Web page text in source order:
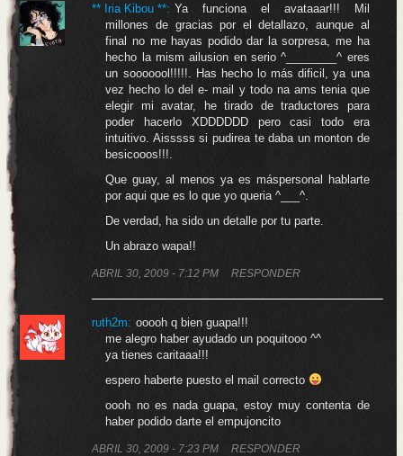
** Iria Kibou **: Ya funciona el avataaar!!! Mil
millones de gracias por el detallazo, aunque al
final no me hayas podido dar la sorpresa, me ha
hecho la mism ailusion en serio ^________^ eres
un sooooool!!!!!. Has hecho lo más dificil, ya una
vez hecho lo del e- mail y todo na ams tenia que
elegir mi avatar, he tirado de traductores para
poder hacerlo XDDDDDD pero casi todo era
intuitivo. Aisssss si pudirea te daba un monton de
besicooos!!!.
Que guay, al menos ya es máspersonal hablarte
por aqui que es lo que yo queria ^___^.
De verdad, ha sido un detalle por tu parte.
Un abrazo wapa!!
ABRIL 30, 2009 - 7:12 PM RESPONDER
ruth2m: ooooh q bien guapa!!!
me alegro haber ayudado un poquitooo ^^
ya tienes caritaaa!!!
espero haberte puesto el mail correcto
oooh no es nada guapa, estoy muy contenta de
haber podido darte el empujoncito
ABRIL 30, 2009 - 7:23 PM RESPONDER